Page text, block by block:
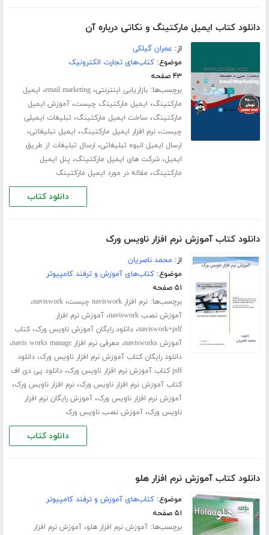
دانلود کتاب ایمیل مارکتینگ و نکاتی درباره آن
از: عمران گیلکی
موضوع:کتاب‌های تجارت الکترونیک
۴۳ صفحه
برچسب‌ها:بازاریابی اینترنتی،email marketing، ایمیل
مارکتینگ، ایمیل مارکتینگ چیست،آموزش ایمیل
مارکتینگ، ساخت ایمیل مارکتینگ، تبلیغات ایمیلی
چیست،نرم افزار ایمیل مارکتینگ، ایمیل تبلیغاتی،
ارسال ایمیل انبوه تبلیغاتی، ارسال تبلیغات از طریق
ایمیل،شرکت های ایمیل مارکتینگ، پنل ایمیل
مارکتینگ، مقاله در مورد ایمیل مارکتینگ
دانلود کتاب
دانلود کتاب آموزش نرم افزار ناویس ورک
از: محمد ناصریان
موضوع:کتاب‌های آموزش و ترفند کامپیوتر
۵۱ صفحه
برچسب‌ها:نرم افزار naviswork چیست ،naviswork،
آموزش نصب naviswork ،آموزش نرم افزار
naviswork+pdf،دانلود رایگان آموزش ناویس ورک،کتاب
آموزش navisworks
، معرفی نرم افزار navis works manage ،
دانلود رایگان کتاب آموزش نرم افزار ناویس ورک،دانلود
pdf کتاب آموزش نرم افزار ناویس ورک
،دانلود پی دی اف
کتاب آموزش نرم افزار ناویس ورک،نرم افزار ناویس ورک،
آموزش نرم افزار ناویس ورک،آموزش رایگان نرم افزار
ناویس ورک،آموزش نصب ناویس ورک
دانلود کتاب
دانلود کتاب آموزش نرم افزار هلو
موضوع:کتاب‌های آموزش و ترفند کامپیوتر
۵۱ صفحه
برچسب‌ها:آموزش نرم افزار هلو،آموزش نرم افزار